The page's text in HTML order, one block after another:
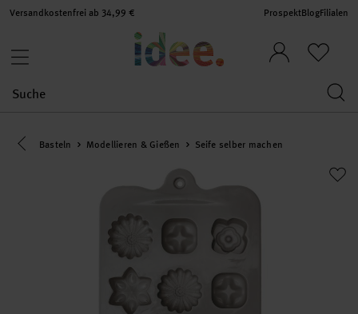
Versandkostenfrei ab 34,99 € ProspektBlogFilialen
Eine Kategorie zurück navigieren
Basteln Modellieren & Gießen Seife selber machen